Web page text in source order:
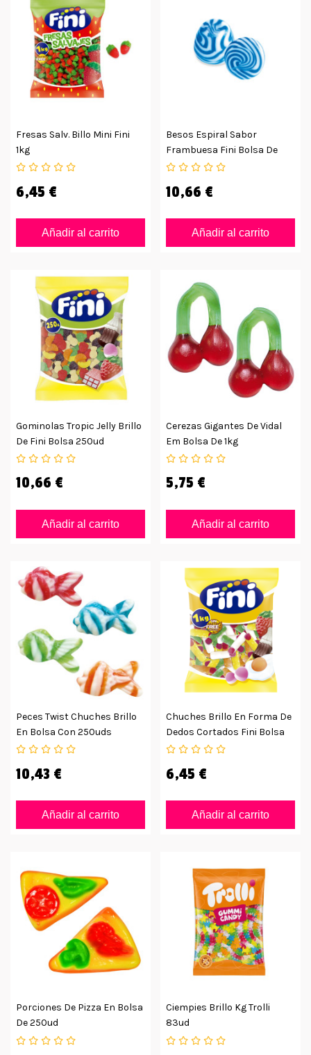
Fresas Salv. Billo Mini Fini
1kg
6,45 €
Añadir al carrito
Besos Espiral Sabor
Frambuesa Fini Bolsa De
250ud
10,66 €
Añadir al carrito
Gominolas Tropic Jelly Brillo
De Fini Bolsa 250ud
10,66 €
Añadir al carrito
Cerezas Gigantes De Vidal
Em Bolsa De 1kg
5,75 €
Añadir al carrito
Peces Twist Chuches Brillo
En Bolsa Con 250uds
10,43 €
Añadir al carrito
Chuches Brillo En Forma De
Dedos Cortados Fini Bolsa
De 1kg
6,45 €
Añadir al carrito
Porciones De Pizza En Bolsa
De 250ud
Ciempies Brillo Kg Trolli
83ud